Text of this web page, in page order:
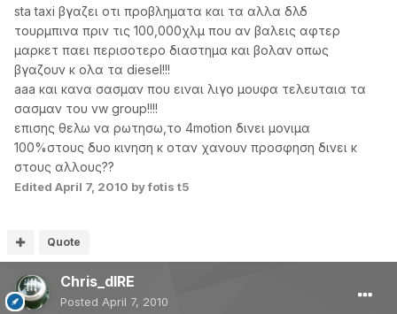
sta taxi βγαζει οτι προβληματα και τα αλλα δλδ
τουρμπινα πριν τις 100,000χλμ που αν βαλεις αφτερ
μαρκετ παει περισοτερο διαστημα και βολαν οπως
βγαζουν κ ολα τα diesel!!!
aaa και κανα σασμαν που ειναι λιγο μουφα τελευταια τα
σασμαν του vw group!!!!
επισης θελω να ρωτησω,το 4motion δινει μονιμα
100%στους δυο κινηση κ οταν χανουν προσφηση δινει κ
στους αλλους??
Edited April 7, 2010 by fotis t5
Quote
Chris_dIRE
Posted April 7, 2010